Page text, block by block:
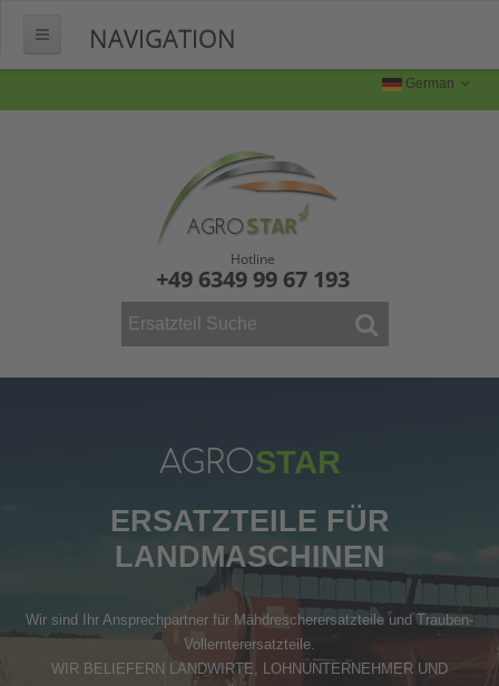
German
Hotline
+49 6349 99 67 193
NAVIGATION
Zubehör Weinbau
AGROSTAR
ERSATZTEILE FÜR
LANDMASCHINEN
Wir sind Ihr Ansprechpartner für Mähdrescherersatzteile und Trauben-
Vollernterersatzteile.
WIR BELIEFERN LANDWIRTE, LOHNUNTERNEHMER UND